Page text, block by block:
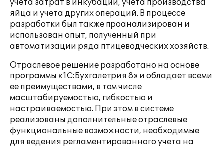
учета затрат в инкубации, учета производства
яйца и учета других операций. В процессе
разработки был также проанализирован и
использован опыт, полученный при
автоматизации ряда птицеводческих хозяйств.
Отраслевое решение разработано на основе
программы «1С:Бухгалетрия 8» и обладает всеми
ее преимуществами, в том числе
масштабируемостью, гибкостью и
настраиваемостью. При этом в системе
реализованы дополнительные отраслевые
функциональные возможности, необходимые
для ведения регламентированного учета на